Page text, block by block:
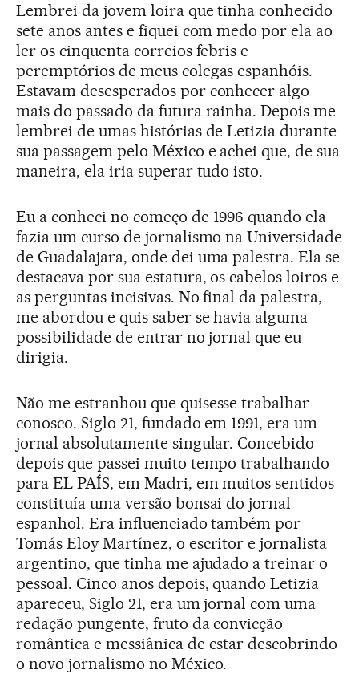
Lembrei da jovem loira que tinha conhecido
sete anos antes e fiquei com medo por ela ao
ler os cinquenta correios febris e
peremptórios de meus colegas espanhóis.
Estavam desesperados por conhecer algo
mais do passado da futura rainha. Depois me
lembrei de umas histórias de Letizia durante
sua passagem pelo México e achei que, de sua
maneira, ela iria superar tudo isto.
Eu a conheci no começo de 1996 quando ela
fazia um curso de jornalismo na Universidade
de Guadalajara, onde dei uma palestra. Ela se
destacava por sua estatura, os cabelos loiros e
as perguntas incisivas. No final da palestra,
me abordou e quis saber se havia alguma
possibilidade de entrar no jornal que eu
dirigia.
Não me estranhou que quisesse trabalhar
conosco. Siglo 21, fundado em 1991, era um
jornal absolutamente singular. Concebido
depois que passei muito tempo trabalhando
para EL PAÍS, em Madri, em muitos sentidos
constituía uma versão bonsai do jornal
espanhol. Era influenciado também por
Tomás Eloy Martínez, o escritor e jornalista
argentino, que tinha me ajudado a treinar o
pessoal. Cinco anos depois, quando Letizia
apareceu, Siglo 21, era um jornal com uma
redação pungente, fruto da convicção
romântica e messiânica de estar descobrindo
o novo jornalismo no México.